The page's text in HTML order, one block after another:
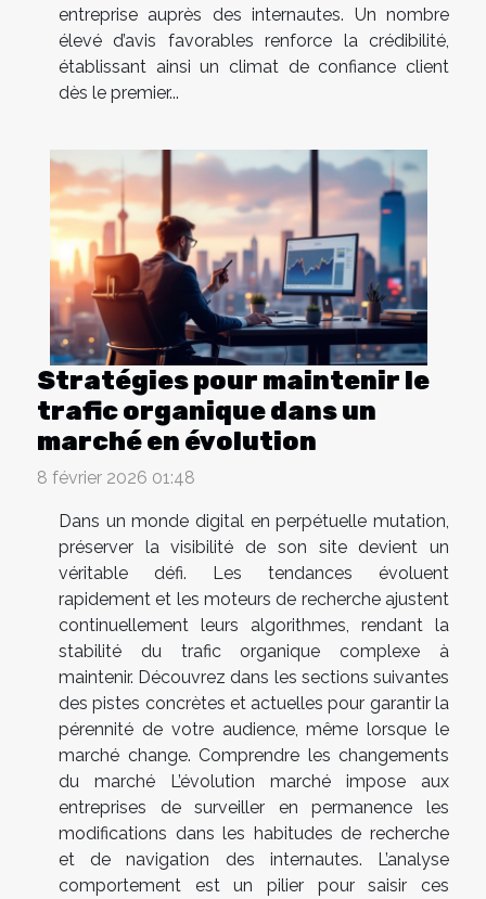
entreprise auprès des internautes. Un nombre
élevé d’avis favorables renforce la crédibilité,
établissant ainsi un climat de confiance client
dès le premier...
Stratégies pour maintenir le
trafic organique dans un
marché en évolution
8 février 2026 01:48
Dans un monde digital en perpétuelle mutation,
préserver la visibilité de son site devient un
véritable défi. Les tendances évoluent
rapidement et les moteurs de recherche ajustent
continuellement leurs algorithmes, rendant la
stabilité du trafic organique complexe à
maintenir. Découvrez dans les sections suivantes
des pistes concrètes et actuelles pour garantir la
pérennité de votre audience, même lorsque le
marché change. Comprendre les changements
du marché L’évolution marché impose aux
entreprises de surveiller en permanence les
modifications dans les habitudes de recherche
et de navigation des internautes. L’analyse
comportement est un pilier pour saisir ces